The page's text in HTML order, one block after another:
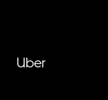
Uber